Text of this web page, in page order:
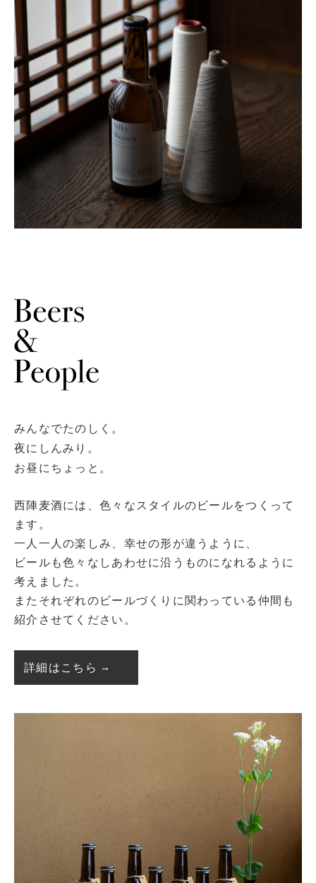
みんなでたのしく。
夜にしんみり。
お昼にちょっと。
西陣麦酒には、色々なスタイルのビールをつくって
ます。
一人一人の楽しみ、幸せの形が違うように、
ビールも色々なしあわせに沿うものになれるように
考えました。
またそれぞれのビールづくりに関わっている仲間も
紹介させてください。
詳細はこちら